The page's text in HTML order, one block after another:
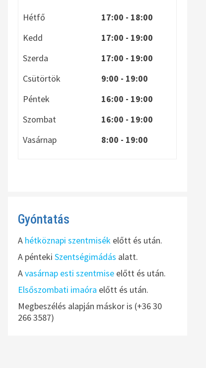
Hétfő
17:00 - 18:00
Kedd
17:00 - 19:00
Szerda
17:00 - 19:00
Csütörtök
9:00 - 19:00
Péntek
16:00 - 19:00
Szombat
16:00 - 19:00
Vasárnap
8:00 - 19:00
Gyóntatás
A hétköznapi szentmisék előtt és után.
A péntekiSzentségimádás alatt.
Avasárnap esti szentmise előtt és után.
Elsőszombati imaóra előtt és után.
Megbeszélés alapján máskor is (+36 30
266 3587)